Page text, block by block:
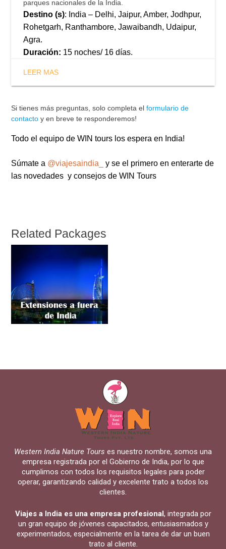
parques nacionales de la India.
Destino (s): India – Delhi, Jaipur, Amber, Jodhpur,
Rohetgarh, Ranthambore, Jawaibandh, Udaipur,
Agra.
Duración: 15 noches/ 16 días.
LEER MAS
Si tienes más preguntas, solo completa elformulario de
contacto y en breve te responderemos!
Todo el equipo de WIN tours los espera en India!
Súmate a @viajesaindia_
y se el primero en enterarte de
las novedades y consejos de WIN Tours
Related Packages
Western India Nature Tours es nuestro nombre, somos una
empresa registrada por el Gobierno de India, por lo que
cumplimos con todos los requisitos legales para poder
operar, garantizando calidad y excelente trato a todos los
clientes.
Viajes a India es una empresa profesional, integrada por
un gran equipo de jóvenes capacitados, entusiasmados y
experimentados, especialmente en la tarea de dar un buen
trato al cliente.